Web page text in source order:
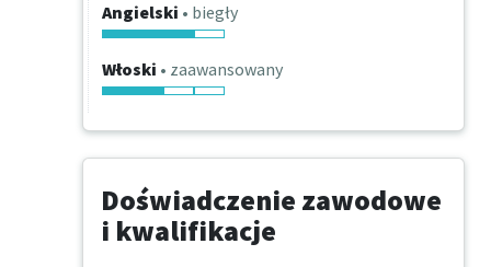
Angielski • biegły
Włoski • zaawansowany
Doświadczenie zawodowe
i kwalifikacje